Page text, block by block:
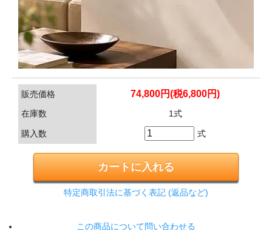
販売価格 74,800円(税6,800円)
在庫数 1式
購入数 式
特定商取引法に基づく表記 (返品など)
この商品について問い合わせる